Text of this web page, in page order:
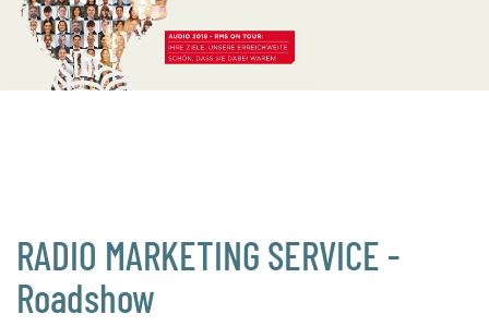
RADIO MARKETING SERVICE -
Roadshow